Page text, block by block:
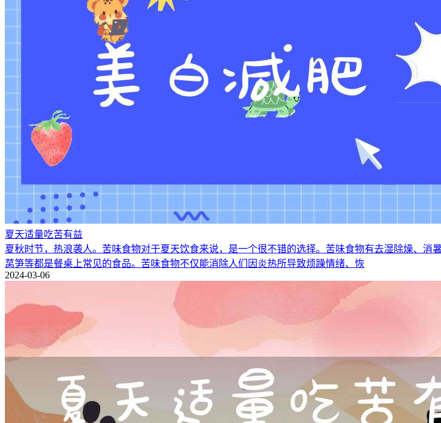
夏天适量吃苦有益
夏秋时节，热浪袭人。苦味食物对于夏天饮食来说，是一个很不错的选择。苦味食物有去湿除燥、
莴笋等都是餐桌上常见的食品。苦味食物不仅能消除人们因炎热所导致烦躁情绪、恢
2024-03-06